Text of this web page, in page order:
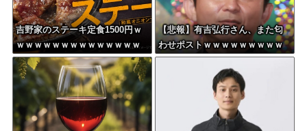
吉野家のステーキ定食1500円ｗ
ｗｗｗｗｗｗｗｗｗｗｗｗｗｗ
ｗｗｗｗ
【悲報】有吉弘行さん、また匂
わせポストｗｗｗｗｗｗｗｗｗ
ｗｗｗｗｗｗｗｗ